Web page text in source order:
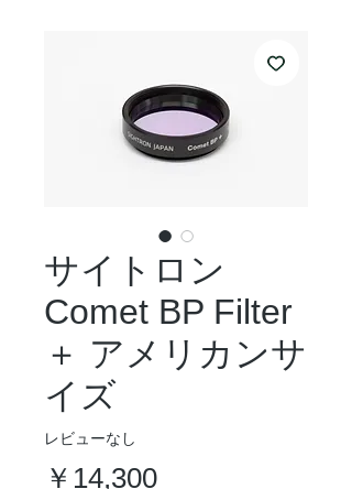
サイトロン
Comet BP Filter
＋ アメリカンサ
イズ
レビューなし
￥14,300価